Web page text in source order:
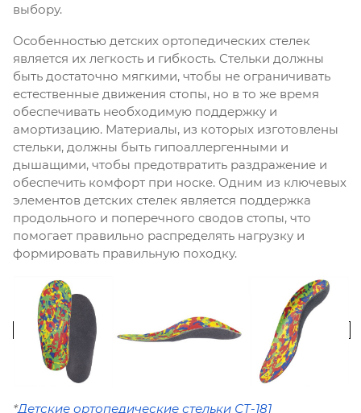
выбору.
Особенностью детских ортопедических стелек
является их легкость и гибкость. Стельки должны
быть достаточно мягкими, чтобы не ограничивать
естественные движения стопы, но в то же время
обеспечивать необходимую поддержку и
амортизацию. Материалы, из которых изготовлены
стельки, должны быть гипоаллергенными и
дышащими, чтобы предотвратить раздражение и
обеспечить комфорт при носке. Одним из ключевых
элементов детских стелек является поддержка
продольного и поперечного сводов стопы, что
помогает правильно распределять нагрузку и
формировать правильную походку.
*Детские ортопедические стельки СТ-181